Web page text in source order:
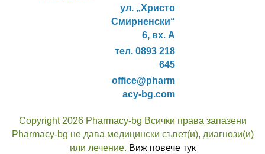
ул. „Христо
Смирненски“
6, вх. А
тел. 0893 218
645
office@pharm
acy-bg.com
Copyright 2026 Pharmacy-bg Всички права запазени
Pharmacy-bg не дава медицински съвет(и), диагнози(и)
или лечение. Виж повече тук